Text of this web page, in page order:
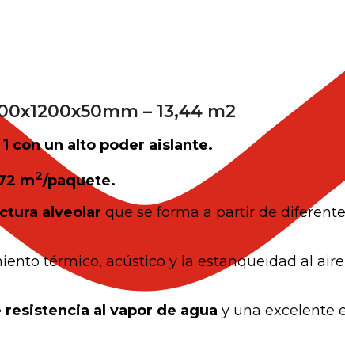
– 13,44 m2
con un alto poder aislante.
m2/paquete.
alveolar que se forma a partir de
térmico, acústico y la estanqueidad al
al vapor de agua y una excelente